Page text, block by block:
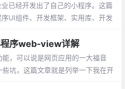
已经开发出了自己的小程序。这篇
UI组件、开发框架、实用库、开发
程序web-view详解
，可以说是网页应用的一大福音
坑，这篇文章就是列举一下我在开